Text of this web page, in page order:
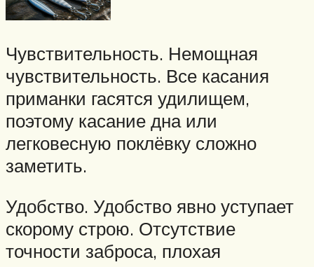
Чувствительность. Немощная
чувствительность. Все касания
приманки гасятся удилищем,
поэтому касание дна или
легковесную поклёвку сложно
заметить.
Удобство. Удобство явно уступает
скорому строю. Отсутствие
точности заброса, плохая